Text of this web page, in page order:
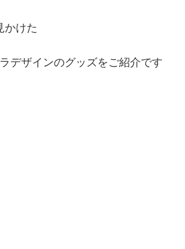
かけた
デザインのグッズをご紹介です